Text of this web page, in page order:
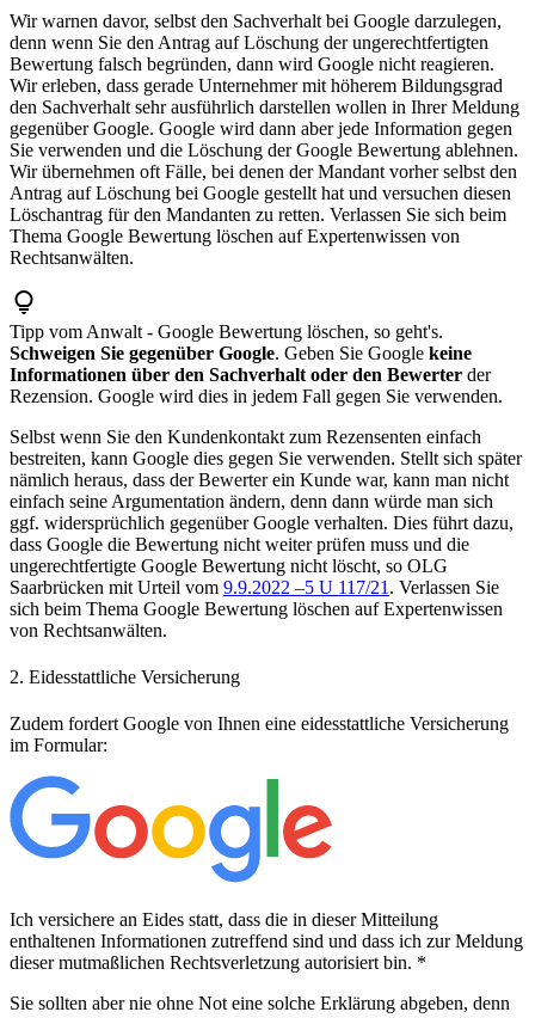
Wir warnen davor, selbst den Sachverhalt bei Google darzulegen,
denn wenn Sie den Antrag auf Löschung der ungerechtfertigten
Bewertung falsch begründen, dann wird Google nicht reagieren.
Wir erleben, dass gerade Unternehmer mit höherem Bildungsgrad
den Sachverhalt sehr ausführlich darstellen wollen in Ihrer Meldung
gegenüber Google. Google wird dann aber jede Information gegen
Sie verwenden und die Löschung der Google Bewertung ablehnen.
Wir übernehmen oft Fälle, bei denen der Mandant vorher selbst den
Antrag auf Löschung bei Google gestellt hat und versuchen diesen
Löschantrag für den Mandanten zu retten. Verlassen Sie sich beim
Thema Google Bewertung löschen auf Expertenwissen von
Rechtsanwälten.
Tipp vom Anwalt - Google Bewertung löschen, so geht's.
Schweigen Sie gegenüber Google. Geben Sie Google keine
Informationen über den Sachverhalt oder den Bewerter der
Rezension. Google wird dies in jedem Fall gegen Sie verwenden.
Selbst wenn Sie den Kundenkontakt zum Rezensenten einfach
bestreiten, kann Google dies gegen Sie verwenden. Stellt sich später
nämlich heraus, dass der Bewerter ein Kunde war, kann man nicht
einfach seine Argumentation ändern, denn dann würde man sich
ggf. widersprüchlich gegenüber Google verhalten. Dies führt dazu,
dass Google die Bewertung nicht weiter prüfen muss und die
ungerechtfertigte Google Bewertung nicht löscht, so OLG
Saarbrücken mit Urteil vom 9.9.2022 –5 U 117/21 . Verlassen Sie
sich beim Thema Google Bewertung löschen auf Expertenwissen
von Rechtsanwälten.
2. Eidesstattliche Versicherung
Zudem fordert Google von Ihnen eine eidesstattliche Versicherung
im Formular:
Ich versichere an Eides statt, dass die in dieser Mitteilung
enthaltenen Informationen zutreffend sind und dass ich zur Meldung
dieser mutmaßlichen Rechtsverletzung autorisiert bin. *
Sie sollten aber nie ohne Not eine solche Erklärung abgeben, denn